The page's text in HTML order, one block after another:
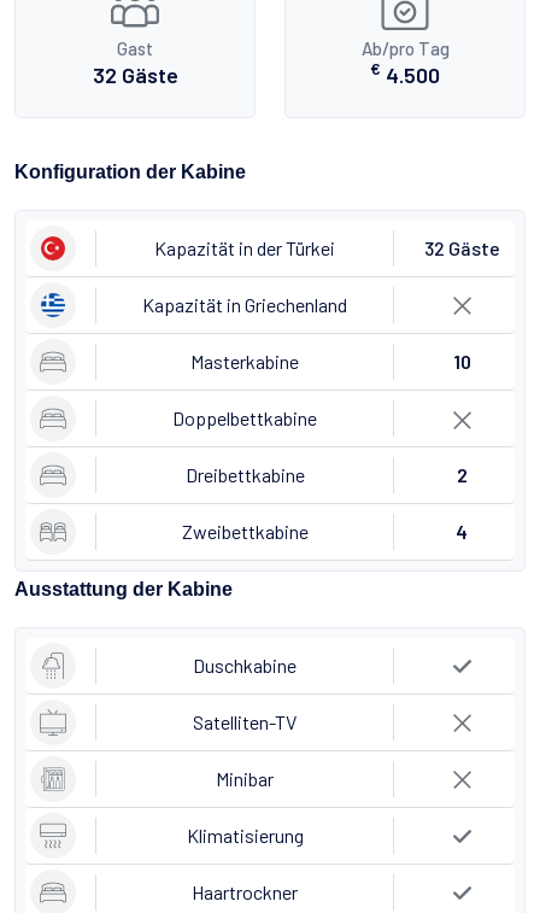
Gast
32 Gäste
Ab/pro Tag
€ 4.500
Konfiguration der Kabine
Kapazität in der Türkei 32 Gäste
Kapazität in Griechenland
Masterkabine 10
Doppelbettkabine
Dreibettkabine 2
Zweibettkabine 4
Ausstattung der Kabine
Duschkabine
Satelliten-TV
Minibar
Klimatisierung
Haartrockner